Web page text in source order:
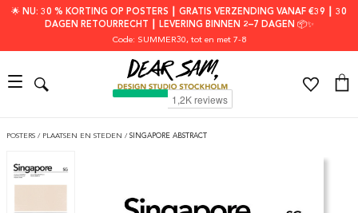
🌟 NU: 30 % KORTING OP POSTERS ┃ GRATIS VERZENDING VANAF €39 ┃ 30
DAGEN RETOURRECHT ┃ LEVERING BINNEN 2–7 DAGEN 📦✨
Code: SUMMER30, tot en met 7-8
POSTERS / PLAATSEN EN STEDEN / SINGAPORE ABSTRACT